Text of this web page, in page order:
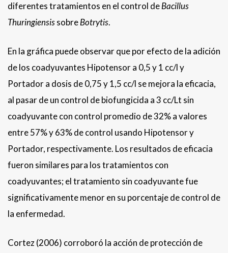
diferentes tratamientos en el control deBacillus
ThuringiensissobreBotrytis.
En la gráfica puede observar que por efecto de la adición
de los coadyuvantes Hipotensor a 0,5 y 1 cc/l y
Portador a dosis de 0,75 y 1,5 cc/l se mejora la eficacia,
al pasar de un control de biofungicida a 3 cc/Lt sin
coadyuvante con control promedio de 32% a valores
entre 57% y 63% de control usando Hipotensor y
Portador, respectivamente. Los resultados de eficacia
fueron similares para los tratamientos con
coadyuvantes; el tratamiento sin coadyuvante fue
significativamente menor en su porcentaje de control de
la enfermedad.
Cortez (2006) corroboró la acción de protección de